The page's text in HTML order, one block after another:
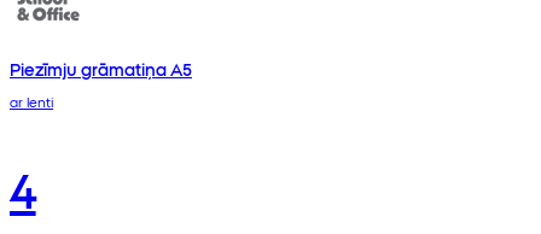
Piezīmju grāmatiņa A5
ar lenti
4